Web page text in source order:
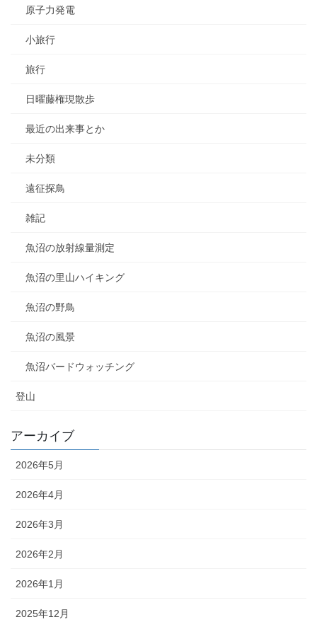
原子力発電
小旅行
旅行
日曜藤権現散歩
最近の出来事とか
未分類
遠征探鳥
雑記
魚沼の放射線量測定
魚沼の里山ハイキング
魚沼の野鳥
魚沼の風景
魚沼バードウォッチング
登山
アーカイブ
2026年5月
2026年4月
2026年3月
2026年2月
2026年1月
2025年12月